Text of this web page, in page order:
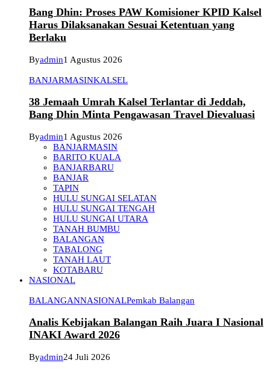
Bang Dhin: Proses PAW Komisioner KPID Kalsel
Harus Dilaksanakan Sesuai Ketentuan yang
Berlaku
Byadmin1 Agustus 2026
BANJARMASINKALSEL
38 Jemaah Umrah Kalsel Terlantar di Jeddah,
Bang Dhin Minta Pengawasan Travel Dievaluasi
Byadmin1 Agustus 2026
BANJARMASIN
BARITO KUALA
BANJARBARU
BANJAR
TAPIN
HULU SUNGAI SELATAN
HULU SUNGAI TENGAH
HULU SUNGAI UTARA
TANAH BUMBU
BALANGAN
TABALONG
TANAH LAUT
KOTABARU
NASIONAL
BALANGANNASIONALPemkab Balangan
Analis Kebijakan Balangan Raih Juara I Nasional
INAKI Award 2026
Byadmin24 Juli 2026